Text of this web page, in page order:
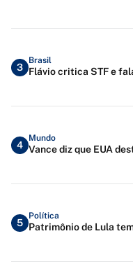
3
Brasil
Flávio critica STF e
4
Mundo
Vance diz que EUA
5
Política
Patrimônio de Lula